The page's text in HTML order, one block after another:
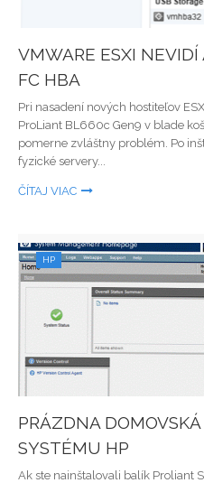
VMWARE ESXI NEVIDÍ
FC HBA
Pri nasadení nových hostiteľov
ProLiant BL660c Gen9 v blade
pomerne zvláštny problém. Po
fyzické servery...
ČÍTAJ VIAC
HP
PRÁZDNA
SYSTÉMU HP
Ak ste nainštalovali balík Proliant